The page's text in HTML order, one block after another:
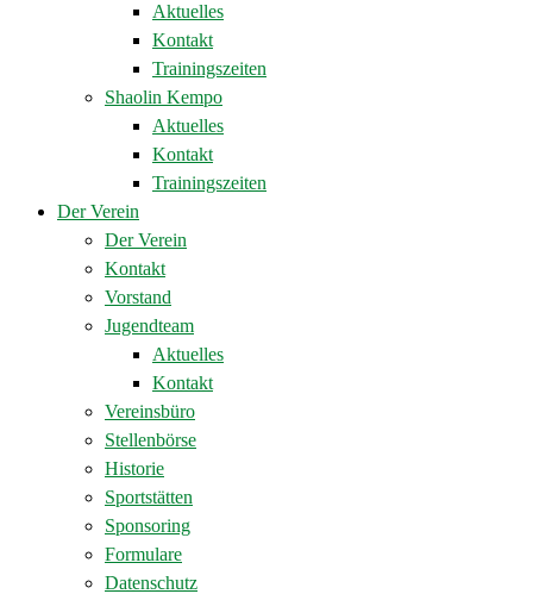
Aktuelles
Kontakt
Trainingszeiten
Shaolin Kempo
Aktuelles
Kontakt
Trainingszeiten
Der Verein
Der Verein
Kontakt
Vorstand
Jugendteam
Aktuelles
Kontakt
Vereinsbüro
Stellenbörse
Historie
Sportstätten
Sponsoring
Formulare
Datenschutz